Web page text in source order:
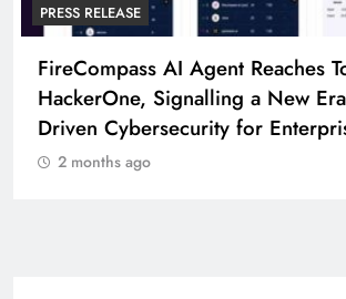
PRESS RELEASE
FireCompass AI Agent Reaches
HackerOne, Signalling a New
Driven Cybersecurity for
2 months ago